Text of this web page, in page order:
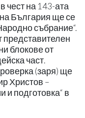
чест на 143-ата
България ще се
събрание“.
представителен
блокове от
част.
(заря) ще
Христов –
и подготовка“ в